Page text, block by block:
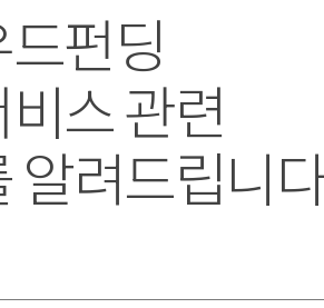
펀딩
스 관련
알려드립니